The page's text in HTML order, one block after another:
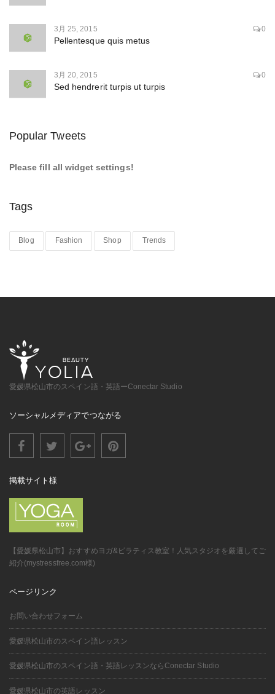
3月 25, 2015 0
Pellentesque quis metus
3月 20, 2015 0
Sed hendrerit turpis ut turpis
Popular Tweets
Please fill all widget settings!
Tags
Blog Fashion Shop Trends
愛媛県松山市のスペイン語・英語ーConectar Studio
ソーシャルメディアでつながる
掲載サイト様
【愛媛県松山市】おすすめヨガ&ピラティス教室！人気スタジオを厳選してご
紹介(mystressfree.com様)
ページリンク
お問い合わせフォーム
愛媛県松山市のスペイン語レッスン
愛媛県松山市のスペイン語・英語レッスンならConectar Studio
愛媛県松山市の英語レッスン